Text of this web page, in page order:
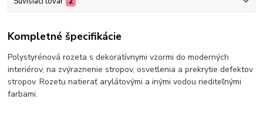
Kompletné špecifikácie
Polystyrénová rozeta s dekoratívnymi vzormi do moderných
interiérov, na zvýraznenie stropov, osvetlenia a prekrytie defektov
stropov. Rozetu natierať arylátovými a inými vodou riediteľnými
farbami.